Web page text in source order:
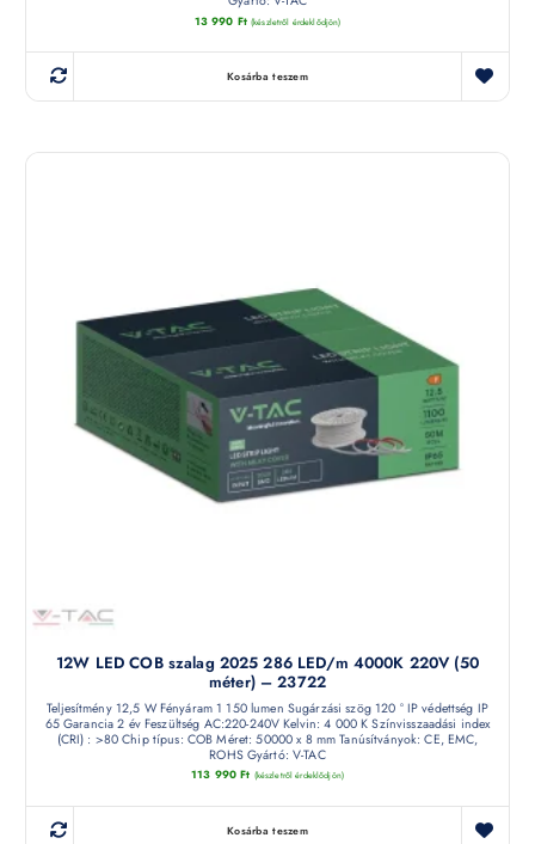
13 990 Ft (készletről érdeklődjön)
Kosárba teszem
12W LED COB szalag 2025 286 LED/m 4000K 220V (50
méter) – 23722
Teljesítmény 12,5 W Fényáram 1 150 lumen Sugárzási szög 120 ° IP védettség IP
65 Garancia 2 év Feszültség AC:220-240V Kelvin: 4 000 K Színvisszaadási index
(CRI) : >80 Chip típus: COB Méret: 50000 x 8 mm Tanúsítványok: CE, EMC,
ROHS Gyártó: V-TAC
113 990Ft (készletről érdeklődjön)
Kosárba teszem